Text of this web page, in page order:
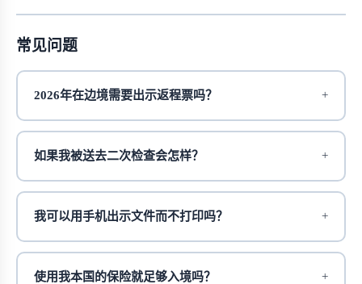
常见问题
2026年在边境需要出示返程票吗？
如果我被送去二次检查会怎样？
我可以用手机出示文件而不打印吗？
使用我本国的保险就足够入境吗？